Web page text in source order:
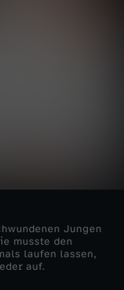
Jungen
musste den
laufen lassen,
auf.